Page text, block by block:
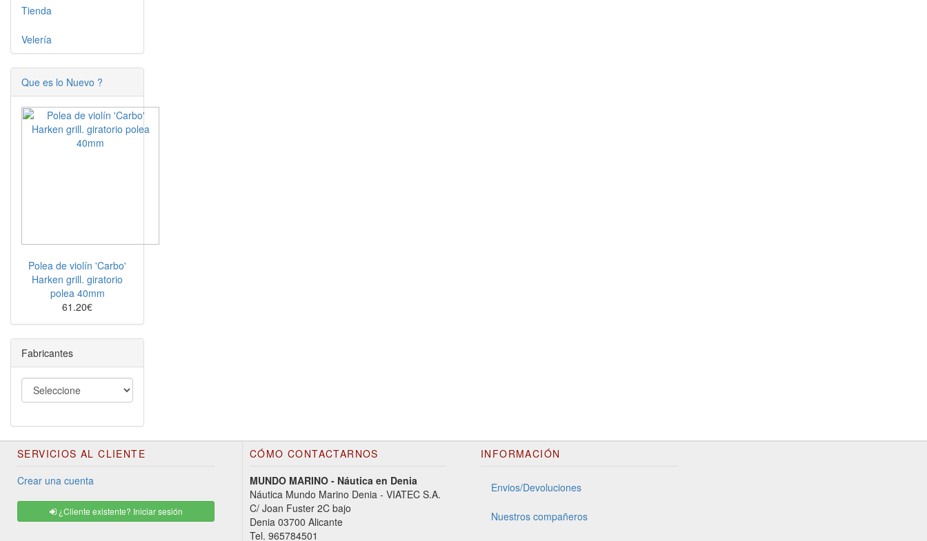
Tienda
Velería
Que es lo Nuevo ?
Polea de violín 'Carbo'
Harken grill. giratorio
polea 40mm
61.20€
Fabricantes
SERVICIOS AL CLIENTE
Crear una cuenta
¿Cliente existente? Iniciar sesión
CÓMO CONTACTARNOS
MUNDO MARINO - Náutica en Denia
Náutica Mundo Marino Denia - VIATEC S.A.
C/ Joan Fuster 2C bajo
Denia 03700 Alicante
Tel. 965784501
INFORMACIÓN
Envios/Devoluciones
Nuestros compañeros